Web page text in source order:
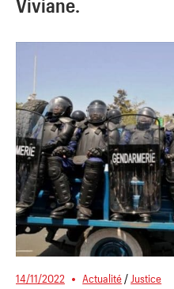
Viviane.
14/11/2022 Actualité / Justice